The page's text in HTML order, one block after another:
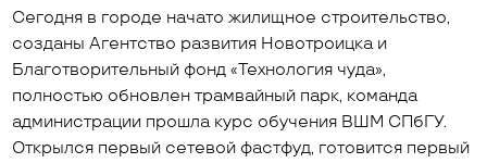
Сегодня в городе начато жилищное строительство,
созданы Агентство развития Новотроицка и
Благотворительный фонд «Технология чуда»,
полностью обновлен трамвайный парк, команда
администрации прошла курс обучения ВШМ СПбГУ.
Открылся первый сетевой фастфуд, готовится первый